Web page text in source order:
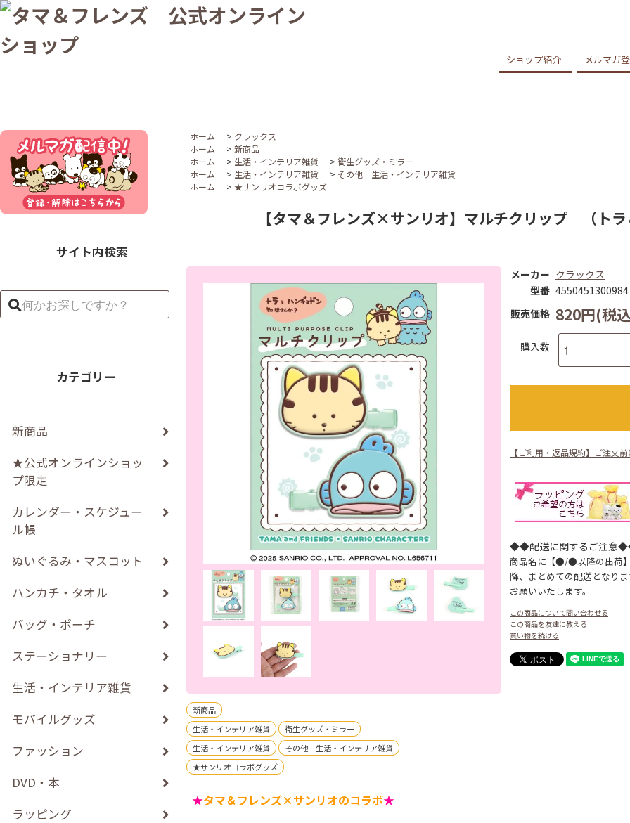
ショップ紹介 メルマガ
サイト内検索
カテゴリー
新商品
★公式オンラインショッ
プ限定
カレンダー・スケジュー
ル帳
ぬいぐるみ・マスコット
ハンカチ・タオル
バッグ・ポーチ
ステーショナリー
生活・インテリア雑貨
モバイルグッズ
ファッション
DVD・本
ラッピング
ホーム > クラックス
ホーム
> 新商品
ホーム
> 生活・インテリア雑貨 > 衛生グッズ・ミラー
ホーム
> 生活・インテリア雑貨 > その他 生活・インテリア雑貨
ホーム
> ★サンリオコラボグッズ
｜【タマ＆フレンズ×サンリオ】マルチクリップ （
メーカー クラックス
型番 4550451300984
販売価格 820円(税
購入数
【ご利用・返品規約】ご注文
◆◆配送に関するご注意
商品名に【●/●以降の出荷
降、まとめての配送となり
お願いいたします。
この商品について問い合わせる
この商品を友達に教える
買い物を続ける
新商品
生活・インテリア雑貨
衛生グッズ・ミラー
生活・インテリア雑貨
その他 生活・インテリア雑貨
★サンリオコラボグッズ
★タマ＆フレンズ×サンリオのコラボ★